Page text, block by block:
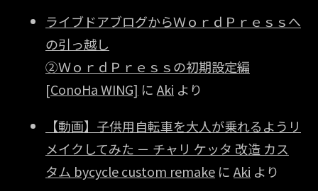
ライブドアブログからＷｏｒｄＰｒｅｓｓへ
の引っ越し
②ＷｏｒｄＰｒｅｓｓの初期設定編
[ConoHa WING] にAki より
【動画】子供用自転車を大人が乗れるようリ
メイクしてみた － チャリ ケッタ 改造 カス
タム bycycle custom remake にAki より